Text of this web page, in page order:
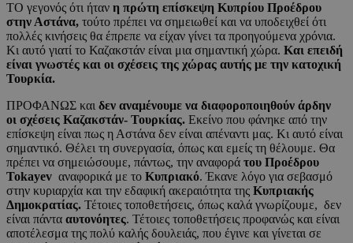
ΤΟ γεγονός ότι ήταν η πρώτη επίσκεψη Κυπρίου Προέδρου
στην Αστάνα, τούτο πρέπει να σημειωθεί και να υποδειχθεί ότι
πολλές κινήσεις θα έπρεπε να είχαν γίνει τα προηγούμενα χρόνια.
Κι αυτό γιατί το Καζακστάν είναι μια σημαντική χώρα. Και επειδή
είναι γνωστές και οι σχέσεις της χώρας αυτής με την κατοχική
Τουρκία.
ΠΡΟΦΑΝΩΣ και δεν αναμένουμε να διαφοροποιηθούν άρδην
οι σχέσεις Καζακστάν- Τουρκίας. Εκείνο που φάνηκε από την
επίσκεψη είναι πως η Αστάνα δεν είναι απέναντι μας. Κι αυτό είναι
σημαντικό. Θέλει τη συνεργασία, όπως και εμείς τη θέλουμε. Θα
πρέπει να σημειώσουμε, πάντως, την αναφορά του Προέδρου
Tokayev αναφορικά με το Κυπριακό. Έκανε λόγο για σεβασμό
στην κυριαρχία και την εδαφική ακεραιότητα της Κυπριακής
Δημοκρατίας. Τέτοιες τοποθετήσεις, όπως καλά γνωρίζουμε, δεν
είναι πάντα αυτονόητες. Τέτοιες τοποθετήσεις προφανώς και είναι
αποτέλεσμα της πολύ καλής δουλειάς, που έγινε και γίνεται σε